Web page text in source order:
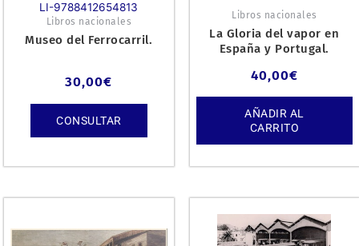
LI-9788412654813
Libros nacionales
Museo del Ferrocarril.
30,00€
CONSULTAR
Libros nacionales
La Gloria del vapor en
España y Portugal.
40,00€
AÑADIR AL
CARRITO